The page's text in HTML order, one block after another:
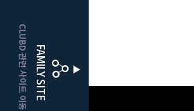
FAMILY SITE
CLUBD 관련 사이트 이동
클럽디더플레이어스